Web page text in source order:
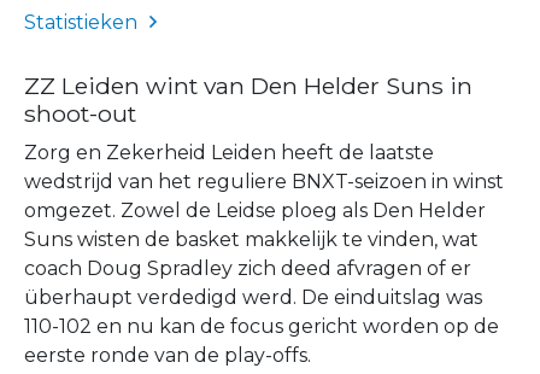
Statistieken
ZZ Leiden wint van Den Helder Suns in
shoot-out
Zorg en Zekerheid Leiden heeft de laatste
wedstrijd van het reguliere BNXT-seizoen in winst
omgezet. Zowel de Leidse ploeg als Den Helder
Suns wisten de basket makkelijk te vinden, wat
coach Doug Spradley zich deed afvragen of er
überhaupt verdedigd werd. De einduitslag was
110-102 en nu kan de focus gericht worden op de
eerste ronde van de play-offs.